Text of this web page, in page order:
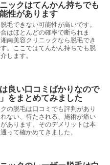
ックはてんかん持ちでも
性があります
毛できない可能性が高いです。
はほとんどの確率で断られま
南美容クリニックなら脱毛でき
。ここではてんかん持ちでも脱
します。
良い口コミばかりなので
をまとめてみました
の脱毛は口コミでも評判があり
ない、待たされる、施術が痛い
あります。そのデメリットは本
って確かめてきました。